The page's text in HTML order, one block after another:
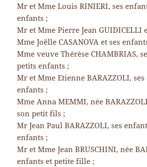
Mr et Mme Louis RINIERI, ses
enfants ;
Mr et Mme Pierre Jean GUIDICELLI
Mme Joëlle CASANOVA et ses
Mme veuve Thérèse CHAMBRIAS,
petits enfants ;
Mr et Mme Etienne BARAZZOLI,
enfants ;
Mme Anna MEMMI, née
son petit fils ;
Mr Jean Paul BARAZZOLI, ses
enfants ;
Mr et Mme Jean BRUSCHINI, née
enfants et petite fille ;